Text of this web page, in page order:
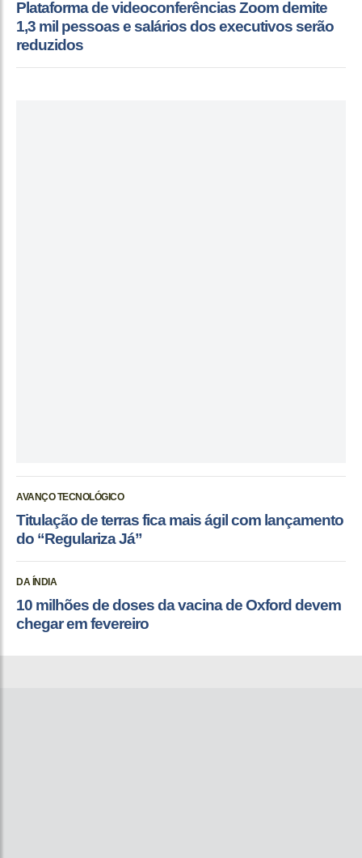
Plataforma de videoconferências Zoom demite
1,3 mil pessoas e salários dos executivos serão
reduzidos
AVANÇO TECNOLÓGICO
Titulação de terras fica mais ágil com lançamento
do “Regulariza Já”
DA ÍNDIA
10 milhões de doses da vacina de Oxford devem
chegar em fevereiro